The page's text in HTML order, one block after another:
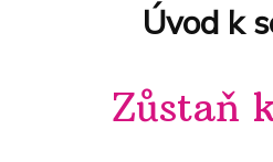
Úvod k
Zůstaň